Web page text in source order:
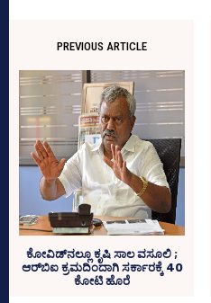
PREVIOUS ARTICLE
ಕೋವಿಡ್‌ನಲ್ಲೂ ಕೃಷಿ ಸಾಲ ವಸೂಲಿ ;
ಆರ್‌ಬಿಐ ಕ್ರಮದಿಂದಾಗಿ ಸರ್ಕಾರಕ್ಕೆ 40
ಕೋಟಿ ಹೊರೆ